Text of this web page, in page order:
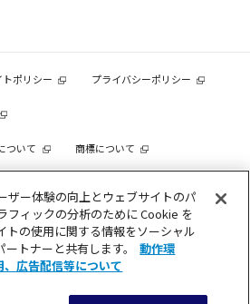
ポリシー プライバシーポリシー
ついて 商標について
ALL RIGHTS RESERVED.
ザー体験の向上とウェブサイトのパ
フィックの分析のために Cookie を
トの使用に関する情報をソーシャル
トナーと共有します。
動作環
広告配信等について